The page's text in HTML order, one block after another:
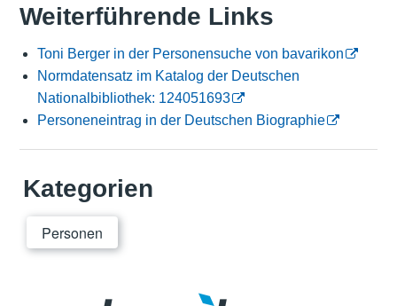
Weiterführende Links
Toni Berger in der Personensuche von bavarikon
Normdatensatz im Katalog der Deutschen
Nationalbibliothek: 124051693
Personeneintrag in der Deutschen Biographie
Kategorien
Personen